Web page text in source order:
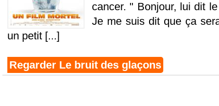
cancer. " Bonjour, lui dit
Je me suis dit que ça
un petit [...]
Regarder Le bruit des glaçons